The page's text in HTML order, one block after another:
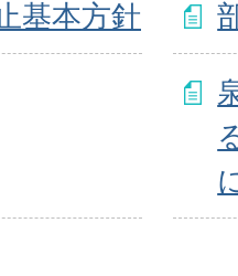
基本方針